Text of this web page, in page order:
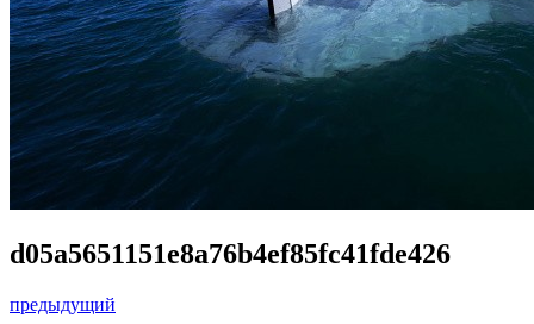
d05a5651151e8a76b4ef85fc41fde426
предыдущий